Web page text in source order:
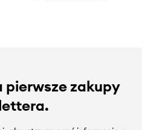
pierwsze zakupy